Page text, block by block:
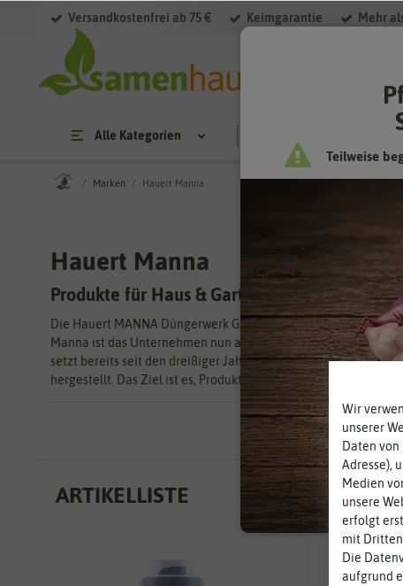
Versandkostenfrei ab 75 € Keimgarantie Mehr
Alle Kategorien
Marken Hauert Manna
Hauert Manna
Produkte für Haus & Garten
Die Hauert MANNA Düngerwerk GmbH ist ein Unternehmen
Manna ist das Unternehmen nun auf dem deutschen Markt
setzt bereits seit den dreißiger Jahren auf biologische
hergestellt. Das Ziel ist es, Produkte zu entwickeln und
ARTIKELLISTE
Wir
unserer
Daten von
Adresse),
Medien
unsere
erfolgt
mit
Die
aufgrund
Teilweise